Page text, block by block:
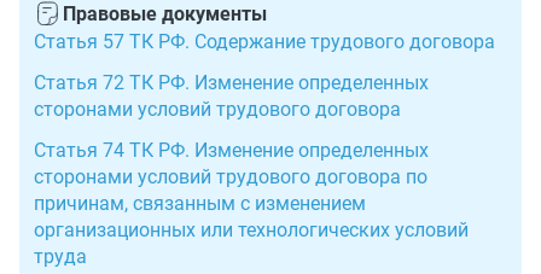
Правовые документы
Статья 57 ТК РФ. Содержание трудового договора
Статья 72 ТК РФ. Изменение определенных
сторонами условий трудового договора
Статья 74 ТК РФ. Изменение определенных
сторонами условий трудового договора по
причинам, связанным с изменением
организационных или технологических условий
труда